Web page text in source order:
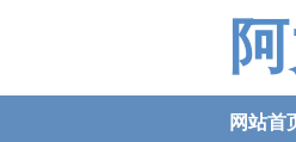
网站首